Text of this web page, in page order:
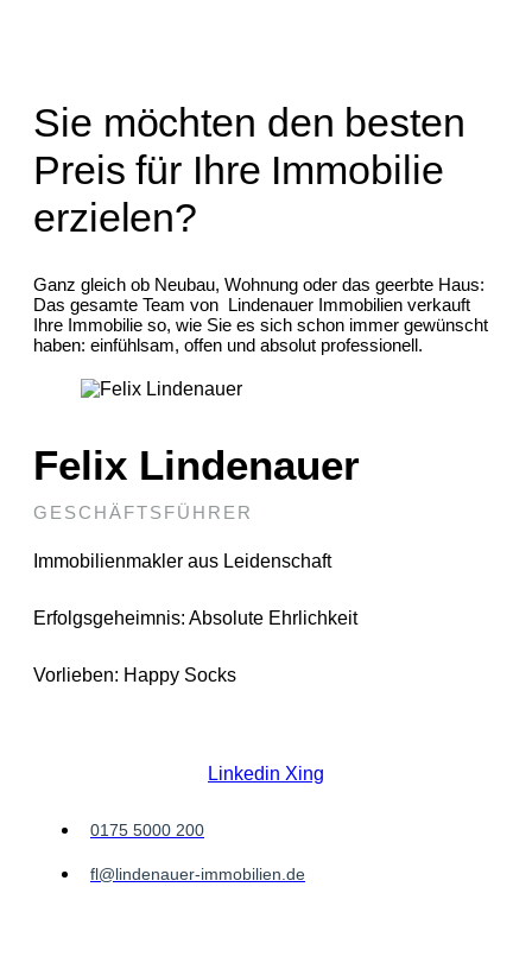
Sie möchten den besten
Preis für Ihre Immobilie
erzielen?
Ganz gleich ob Neubau, Wohnung oder das geerbte Haus:
Das gesamte Team von Lindenauer Immobilien verkauft
Ihre Immobilie so, wie Sie es sich schon immer gewünscht
haben: einfühlsam, offen und absolut professionell.
Felix Lindenauer
GESCHÄFTSFÜHRER
Immobilienmakler aus Leidenschaft
Erfolgsgeheimnis: Absolute Ehrlichkeit
Vorlieben: Happy Socks
Linkedin Xing
0175 5000 200
fl@lindenauer-immobilien.de